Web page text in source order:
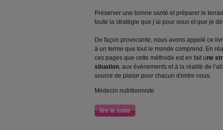
Préserver une bonne santé et préparer le
toute la stratégie que j’ai pour vous et que je
De façon provocante, nous avons appelé ce
à un terme que tout le monde comprend. En
ces pages que cette méthode est en fait une
situation, aux évènements et à la réalité de
source de plaisir pour chacun d'entre nous.
Médecin nutritionniste
lire la suite